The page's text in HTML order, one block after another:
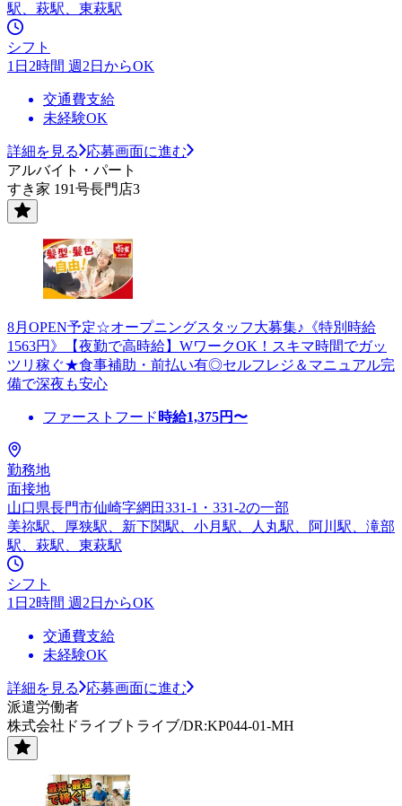
駅、萩駅、東萩駅
シフト
1日2時間 週2日からOK
交通費支給
未経験OK
詳細を見る
応募画面に進む
アルバイト・パート
すき家 191号長門店3
8月OPEN予定☆オープニングスタッフ大募集♪《特別時給
1563円》【夜勤で高時給】WワークOK！スキマ時間でガッ
ツリ稼ぐ★食事補助・前払い有◎セルフレジ＆マニュアル完
備で深夜も安心
ファーストフード 時給1,375円〜
勤務地
面接地
山口県長門市仙崎字網田331-1・331-2の一部
美祢駅、厚狭駅、新下関駅、小月駅、人丸駅、阿川駅、滝部
駅、萩駅、東萩駅
シフト
1日2時間 週2日からOK
交通費支給
未経験OK
詳細を見る
応募画面に進む
派遣労働者
株式会社ドライブトライブ/DR:KP044-01-MH